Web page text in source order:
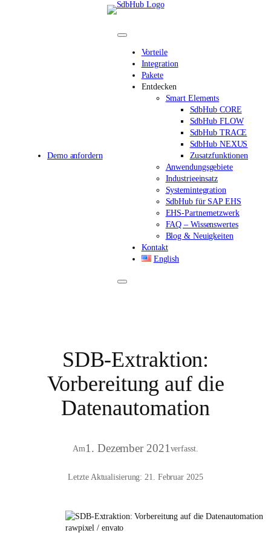
Demo anfordern
Vorteile
Integration
Pakete
Entdecken
Smart Elements
SdbHub CORE
SdbHub FLOW
SdbHub TRACE
SdbHub NEXUS
Zusatzfunktionen
Anwendungsgebiete
Industrieeinsatz
Systemintegration
SdbHub für SAP EHS
EHS-Partnernetzwerk
FAQ – Wissenswertes
Blog & Neuigkeiten
Kontakt
English
SDB-Extraktion:
Vorbereitung auf die
Datenautomation
Am1. Dezember 2021verfasst.
Letzte Aktualisierung: 21. Februar 2025
rawpixel / envato